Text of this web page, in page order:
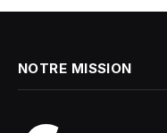
NOTRE MISSION